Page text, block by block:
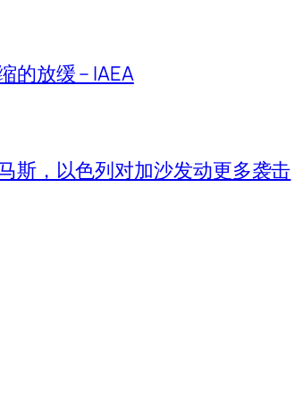
的放缓 – IAEA
斯，以色列对加沙发动更多袭击